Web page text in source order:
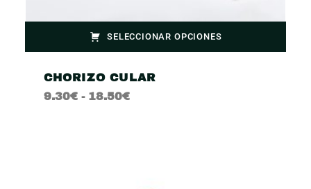
SELECCIONAR OPCIONES
CHORIZO CULAR
9.30€ - 18.50€